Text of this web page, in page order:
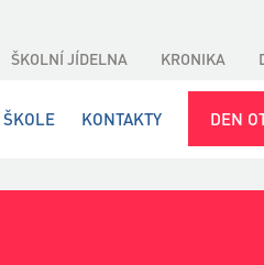
ŠKOLNÍ JÍDELNA KRONIKA
ŠKOLE KONTAKTY
DEN